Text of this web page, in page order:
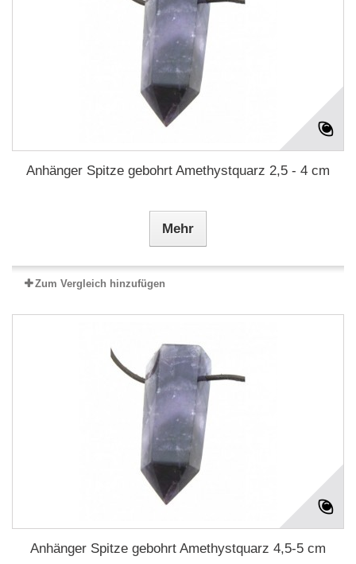
Anhänger Spitze gebohrt Amethystquarz 2,5 - 4 cm
Mehr
Zum Vergleich hinzufügen
Anhänger Spitze gebohrt Amethystquarz 4,5-5 cm